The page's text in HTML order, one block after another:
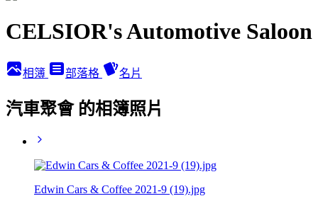
CELSIOR's Automotive Saloon
相簿 部落格 名片
汽車聚會 的相簿照片
Edwin Cars & Coffee 2021-9 (19).jpg